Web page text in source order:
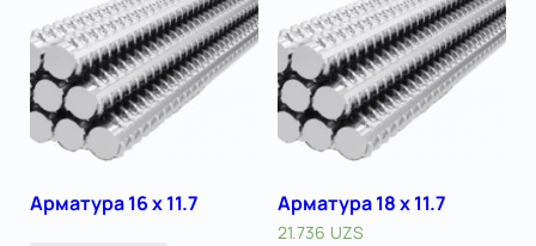
Арматура 16 x 11.7 Арматура 18 x 11.7
21.736 UZS